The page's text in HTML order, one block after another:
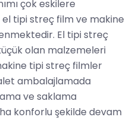
çok eskilere
tipi streç film ve makine
El tipi streç
olan malzemeleri
tipi streç filmler
ambalajlamada
ve saklama
konforlu şekilde devam